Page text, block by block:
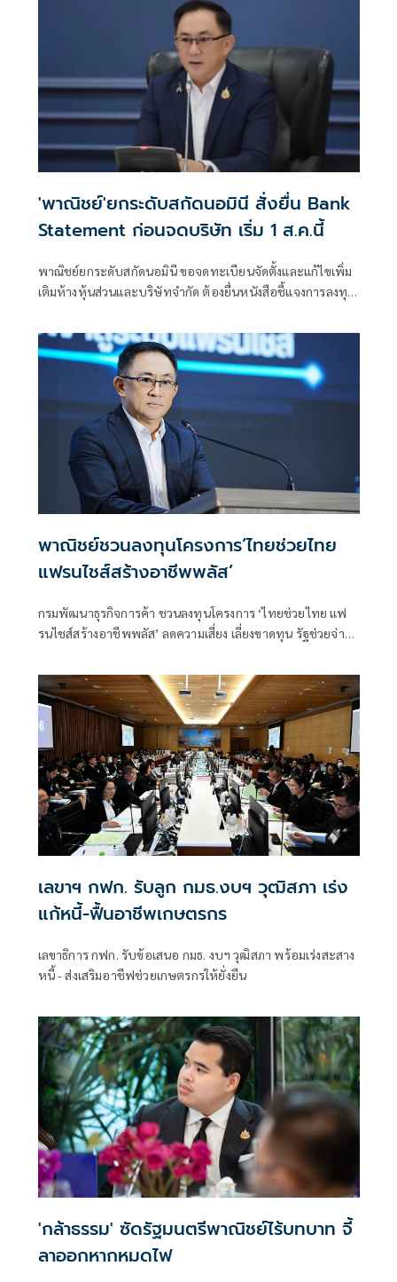
'พาณิชย์'ยกระดับสกัดนอมินี สั่งยื่น Bank
Statement ก่อนจดบริษัท เริ่ม 1 ส.ค.นี้
พาณิชย์ยกระดับสกัดนอมินี ขอจดทะเบียนจัดตั้งและแก้ไขเพิ่ม
เติมห้างหุ้นส่วนและบริษัทจำกัด ต้องยื่นหนังสือชี้แจงการลงทุน
พาณิชย์ชวนลงทุนโครงการ‘ไทยช่วยไทย
แฟรนไชส์สร้างอาชีพพลัส’
กรมพัฒนาธุรกิจการค้า ชวนลงทุนโครงการ ‘ไทยช่วยไทย แฟ
รนไชส์สร้างอาชีพพลัส’ ลดความเสี่ยง เลี่ยงขาดทุน รัฐช่วยจ่าย
เลขาฯ กฟก. รับลูก กมธ.งบฯ วุฒิสภา เร่ง
แก้หนี้-ฟื้นอาชีพเกษตรกร
เลขาธิการ กฟก. รับข้อเสนอ กมธ. งบฯ วุฒิสภา พร้อมเร่งสะสาง
หนี้ - ส่งเสริมอาชีฟช่วยเกษตรกรให้ยั่งยืน
'กล้าธรรม' ซัดรัฐมนตรีพาณิชย์ไร้บทบาท จี้
ลาออกหากหมดไฟ